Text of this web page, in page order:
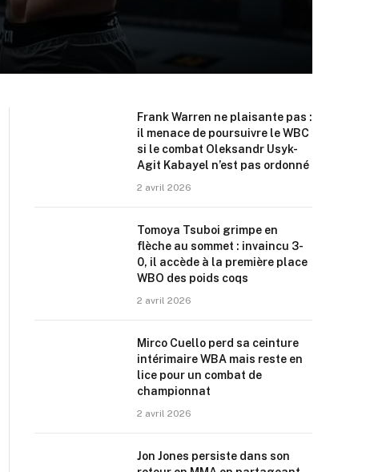
Frank Warren ne plaisante pas :
il menace de poursuivre le WBC
si le combat Oleksandr Usyk-
Agit Kabayel n’est pas ordonné
2 avril 2026
Tomoya Tsuboi grimpe en
flèche au sommet : invaincu 3-
0, il accède à la première place
WBO des poids coqs
2 avril 2026
Mirco Cuello perd sa ceinture
intérimaire WBA mais reste en
lice pour un combat de
championnat
2 avril 2026
Jon Jones persiste dans son